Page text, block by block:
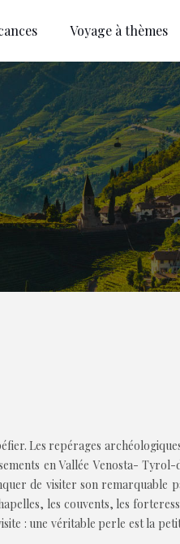
Voyage à thèmes
Les repérages
en Vallée Venosta-
de visiter son
les couvents, les
: une véritable perle est la